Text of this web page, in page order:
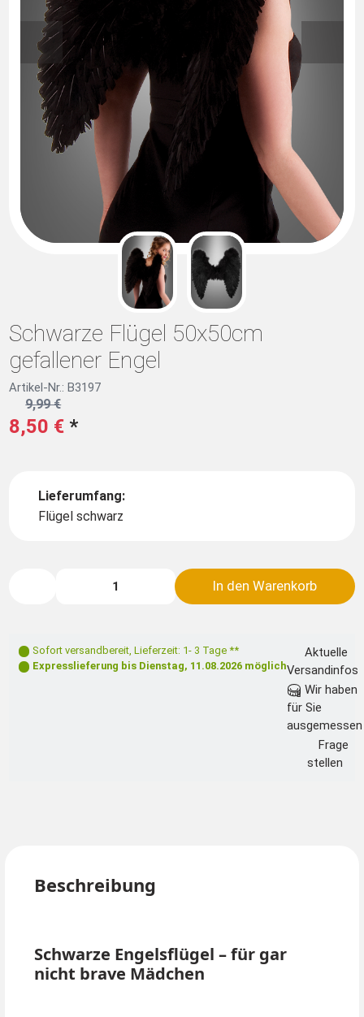
Schwarze Flügel 50x50cm
gefallener Engel
Artikel-Nr.: B3197
8,50 € *
9,99 €
Lieferumfang:
Flügel schwarz
In den Warenkorb
Sofort versandbereit, Lieferzeit: 1- 3 Tage **
Expresslieferung bis Dienstag, 11.08.2026 möglich
Aktuelle
Versandinfos
für Sie
ausgemessen
Frage
stellen
Beschreibung
Schwarze Engelsflügel – für gar
nicht brave Mädchen